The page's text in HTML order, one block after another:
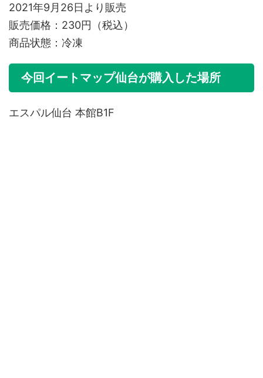
2021年9月26日より販売
販売価格：230円（税込）
商品状態：冷凍
今回イートマップ仙台が購入した場所
エスパル仙台 本館B1F